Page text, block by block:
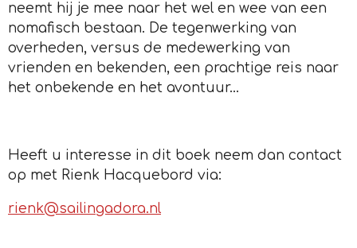
neemt hij je mee naar het wel en wee van een
nomafisch bestaan. De tegenwerking van
overheden, versus de medewerking van
vrienden en bekenden, een prachtige reis naar
het onbekende en het avontuur...
Heeft u interesse in dit boek neem dan contact
op met Rienk Hacquebord via:
rienk@sailingadora.nl